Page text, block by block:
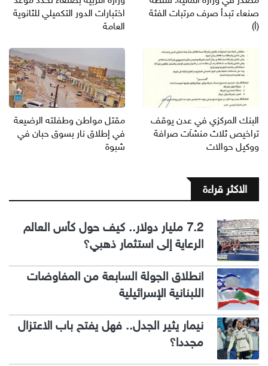
صنعاء تبدأ صرف مرتبات الفئة
(أ)
اختبارات الدور التكميلي للثانوية
العامة
البنك المركزي في عدن يوقف
تراخيص ثلاث منشآت صرافة
ووكيل حوالات
مقتل مواطن وطفلته الرضيعة
في إطلاق نار بسوق حبان في
شبوة
الاكثر قراءة
7.2 مليار دولار.. كيف حول كأس العالم
الرعاية إلى استثمار ذهبي؟
انطلاق الجولة السابعة من المفاوضات
اللبنانية الإسرائيلية
نيمار يثير الجدل.. فهل يفتح باب الاعتزال
مجددا؟